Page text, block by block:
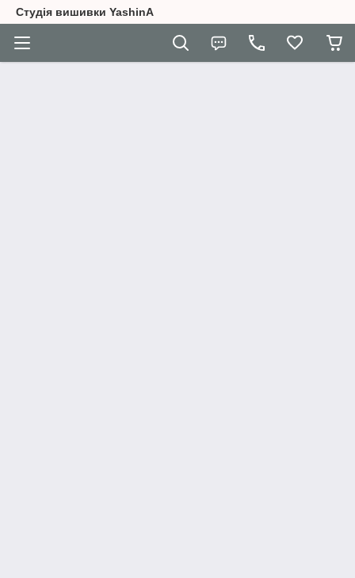
Студія вишивки YashinA